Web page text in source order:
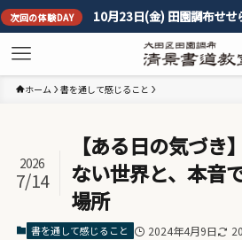
DAY 10月23日(金) 田園調布せせらぎ館
ホーム 書を通して感じること
【ある日の気づき
ない世界と、本音
場所
2026
7/14
書を通して感じること 2024年4月9日